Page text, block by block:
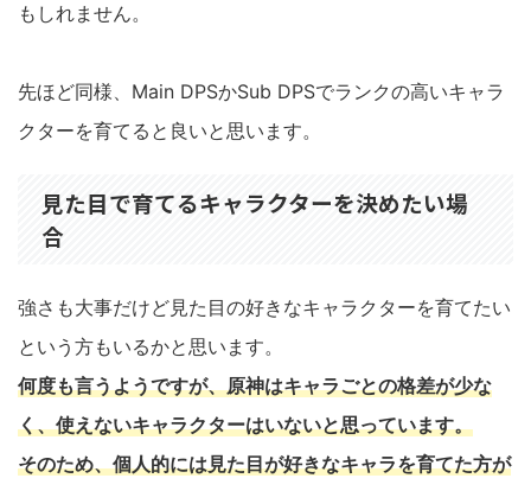
もしれません。
先ほど同様、Main DPSかSub DPSでランクの高いキャラ
クターを育てると良いと思います。
見た目で育てるキャラクターを決めたい場
合
強さも大事だけど見た目の好きなキャラクターを育てたい
という方もいるかと思います。
何度も言うようですが、原神はキャラごとの格差が少な
く、使えないキャラクターはいないと思っています。
そのため、個人的には見た目が好きなキャラを育てた方が